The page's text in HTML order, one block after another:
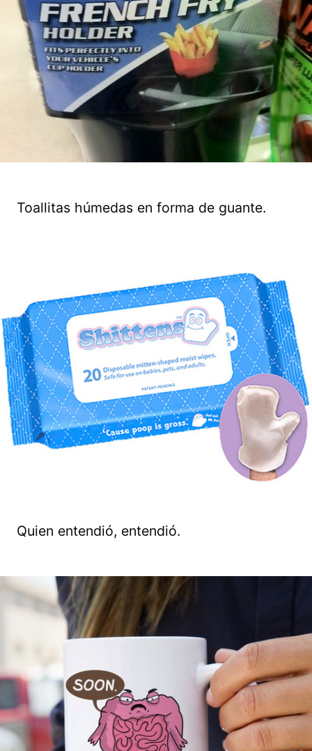
Toallitas húmedas en forma de guante.
Quien entendió, entendió.